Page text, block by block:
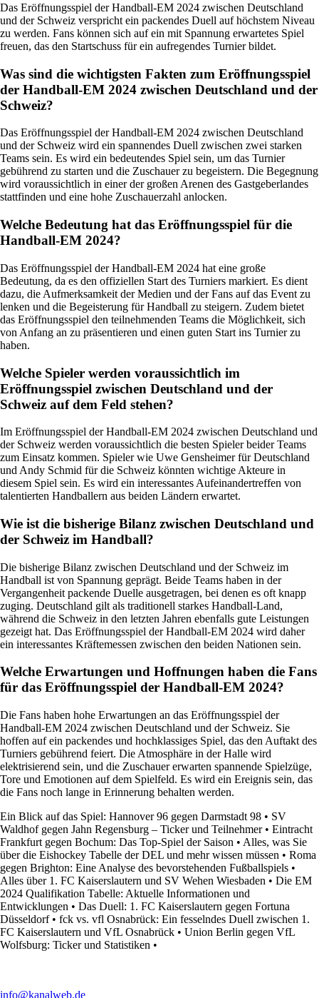
Das Eröffnungsspiel der Handball-EM 2024 zwischen Deutschland
und der Schweiz verspricht ein packendes Duell auf höchstem Niveau
zu werden. Fans können sich auf ein mit Spannung erwartetes Spiel
freuen, das den Startschuss für ein aufregendes Turnier bildet.
Was sind die wichtigsten Fakten zum Eröffnungsspiel
der Handball-EM 2024 zwischen Deutschland und der
Schweiz?
Das Eröffnungsspiel der Handball-EM 2024 zwischen Deutschland
und der Schweiz wird ein spannendes Duell zwischen zwei starken
Teams sein. Es wird ein bedeutendes Spiel sein, um das Turnier
gebührend zu starten und die Zuschauer zu begeistern. Die Begegnung
wird voraussichtlich in einer der großen Arenen des Gastgeberlandes
stattfinden und eine hohe Zuschauerzahl anlocken.
Welche Bedeutung hat das Eröffnungsspiel für die
Handball-EM 2024?
Das Eröffnungsspiel der Handball-EM 2024 hat eine große
Bedeutung, da es den offiziellen Start des Turniers markiert. Es dient
dazu, die Aufmerksamkeit der Medien und der Fans auf das Event zu
lenken und die Begeisterung für Handball zu steigern. Zudem bietet
das Eröffnungsspiel den teilnehmenden Teams die Möglichkeit, sich
von Anfang an zu präsentieren und einen guten Start ins Turnier zu
haben.
Welche Spieler werden voraussichtlich im
Eröffnungsspiel zwischen Deutschland und der
Schweiz auf dem Feld stehen?
Im Eröffnungsspiel der Handball-EM 2024 zwischen Deutschland und
der Schweiz werden voraussichtlich die besten Spieler beider Teams
zum Einsatz kommen. Spieler wie Uwe Gensheimer für Deutschland
und Andy Schmid für die Schweiz könnten wichtige Akteure in
diesem Spiel sein. Es wird ein interessantes Aufeinandertreffen von
talentierten Handballern aus beiden Ländern erwartet.
Wie ist die bisherige Bilanz zwischen Deutschland und
der Schweiz im Handball?
Die bisherige Bilanz zwischen Deutschland und der Schweiz im
Handball ist von Spannung geprägt. Beide Teams haben in der
Vergangenheit packende Duelle ausgetragen, bei denen es oft knapp
zuging. Deutschland gilt als traditionell starkes Handball-Land,
während die Schweiz in den letzten Jahren ebenfalls gute Leistungen
gezeigt hat. Das Eröffnungsspiel der Handball-EM 2024 wird daher
ein interessantes Kräftemessen zwischen den beiden Nationen sein.
Welche Erwartungen und Hoffnungen haben die Fans
für das Eröffnungsspiel der Handball-EM 2024?
Die Fans haben hohe Erwartungen an das Eröffnungsspiel der
Handball-EM 2024 zwischen Deutschland und der Schweiz. Sie
hoffen auf ein packendes und hochklassiges Spiel, das den Auftakt des
Turniers gebührend feiert. Die Atmosphäre in der Halle wird
elektrisierend sein, und die Zuschauer erwarten spannende Spielzüge,
Tore und Emotionen auf dem Spielfeld. Es wird ein Ereignis sein, das
die Fans noch lange in Erinnerung behalten werden.
Ein Blick auf das Spiel: Hannover 96 gegen Darmstadt 98 • SV
Waldhof gegen Jahn Regensburg – Ticker und Teilnehmer• Eintracht
Frankfurt gegen Bochum: Das Top-Spiel der Saison • Alles, was Sie
über die Eishockey Tabelle der DEL und mehr wissen müssen • Roma
gegen Brighton: Eine Analyse des bevorstehenden Fußballspiels •
Alles über 1. FC Kaiserslautern und SV Wehen Wiesbaden • Die EM
2024 Qualifikation Tabelle: Aktuelle Informationen und
Entwicklungen • Das Duell: 1. FC Kaiserslautern gegen Fortuna
Düsseldorf• fck vs. vfl Osnabrück: Ein fesselndes Duell zwischen 1.
FC Kaiserslautern und VfL Osnabrück • Union Berlin gegen VfL
Wolfsburg: Ticker und Statistiken •
info@kanalweb.de